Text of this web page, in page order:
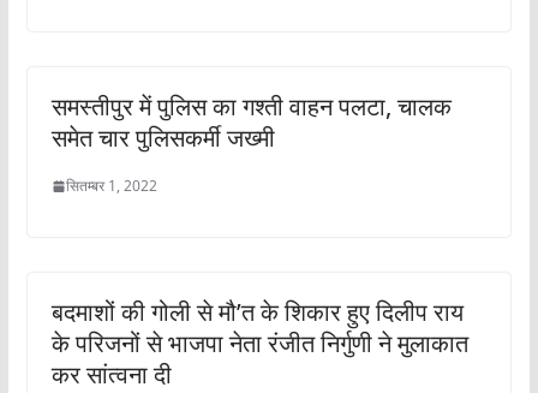
समस्तीपुर में पुलिस का गश्ती वाहन पलटा, चालक
समेत चार पुलिसकर्मी जख्मी
सितम्बर 1, 2022
बदमाशों की गोली से मौ’त के शिकार हुए दिलीप राय
के परिजनों से भाजपा नेता रंजीत निर्गुणी ने मुलाकात
कर सांत्वना दी